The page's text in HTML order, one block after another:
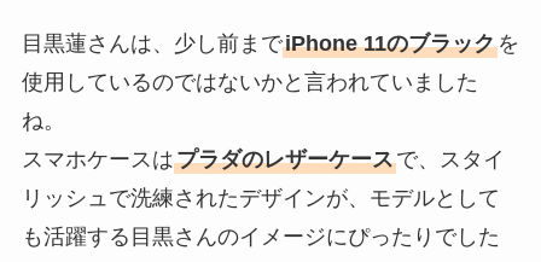
目黒蓮さんは、少し前までiPhone 11のブラックを
使用しているのではないかと言われていました
ね。
スマホケースはプラダのレザーケースで、スタイ
リッシュで洗練されたデザインが、モデルとして
も活躍する目黒さんのイメージにぴったりでした